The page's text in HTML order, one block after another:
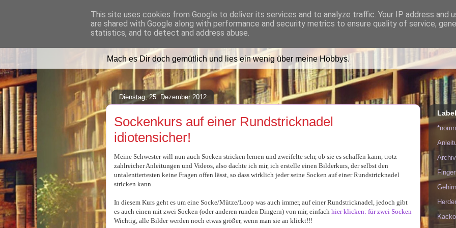
Lilafusselfee lädt Dich in ihr Wohnzimmer
Mach es Dir doch gemütlich und lies ein wenig über meine Hobbys.
Dienstag, 25. Dezember 2012
Sockenkurs auf einer Rundstricknadel
idiotensicher!
Meine Schwester will nun auch Socken stricken lernen und zweifelte sehr, ob sie es schaffen kann, trotz
zahlreicher Anleitungen und Videos, also dachte ich mir, ich erstelle einen Bilderkurs, der selbst den
untalentiertesten keine Fragen offen lässt, so dass wirklich jeder seine Socken auf einer Rundstricknadel
stricken kann.
In diesem Kurs geht es um eine Socke/Mütze/Loop was auch immer, auf einer Rundstricknadel, jedoch gibt
es auch einen mit zwei Socken (oder anderen runden Dingern) von mir, einfach hier klicken: für zwei Socken
Wichtig, alle Bilder werden noch etwas größer, wenn man sie an klickt!!!
Archiv
This site uses cookies from Google to deliver its services and to analyze traffic. Your IP address and
are shared with Google along with performance and security metrics to ensure quality of service,
statistics, and to detect and address abuse.